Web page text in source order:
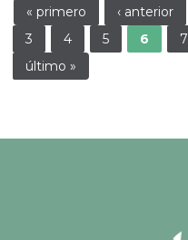
Páginas
« primero ‹ anterior
3
4 5 6 7
último »